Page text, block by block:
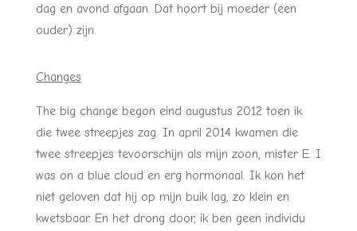
dag en avond afgaan. Dat hoort bij moeder (een
ouder) zijn.
Changes
The big change begon eind augustus 2012 toen ik
die twee streepjes zag. In april 2014 kwamen die
twee streepjes tevoorschijn als mijn zoon, mister E. I
was on a blue cloud en erg hormonaal. Ik kon het
niet geloven dat hij op mijn buik lag, zo klein en
kwetsbaar. En het drong door, ik ben geen individu